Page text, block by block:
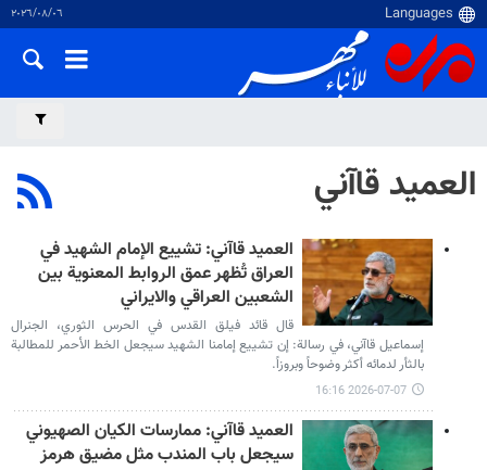
٠٦‏/٠٨‏/٢٠٢٦
العميد قاآني
العميد قاآني: تشييع الإمام الشهيد في
العراق تُظهر عمق الروابط المعنوية بين
الشعبين العراقي والايراني
قال قائد فيلق القدس في الحرس الثوري، الجنرال
إسماعيل قاآني، في رسالة: إن تشييع إمامنا الشهيد سيجعل الخط الأحمر للمطالبة
بالثأر لدمائه أكثر وضوحاً وبروزاً.
2026-07-07 16:16
العميد قاآني: ممارسات الكيان الصهيوني
سيجعل باب المندب مثل مضيق هرمز